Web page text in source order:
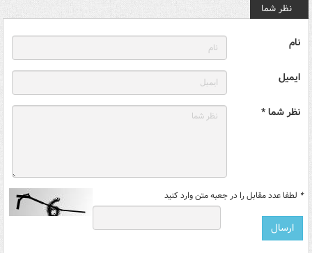
نظر شما
نام
ایمیل
نظر شما *
* لطفا عدد مقابل را در جعبه متن وارد کنید